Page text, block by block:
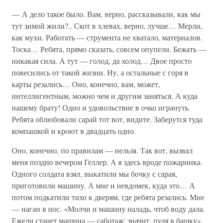
— А дело такое было. Вам, верно, рассказывали, как мы
тут зимой жили?.. Скот в хлевах, верно, лучше… Мерли,
как мухи. Работать — струмента не хватало, материалов.
Тоска… Ребята, прямо сказать, совсем опупели. Бежать —
никакая сила. А тут — голод, да холод… Двое просто
повесились от такой жизни. Ну, а остальные с горя в
карты резались… Оно, конечно, вам, может,
интеллигентным, можно чем и другим заняться. А куда
нашему брату! Одно и удовольствие в очко игрануть.
Ребята облюбовали сарай тот вот, видите. Заберутся туда
компашкой и кроют в двадцать одно.
Оно, конечно, по правилам — нельзя. Так вот, вызвал
меня поздно вечером Геллер. А я здесь вроде пожарника.
Одного солдата взял, выкатили мы бочку с сарая,
приготовили машину. А мне и невдомек, куда это… А
потом подкатили тихо к дверям, где ребята резались. Мне
— наган в нос. «Молчи и машину наладь, чтоб воду дала.
Ежели станет машина — саботаж; значит, пуля в башку».